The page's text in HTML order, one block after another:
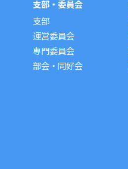
支部・委員会
支部
運営委員会
専門委員会
部会・同好会